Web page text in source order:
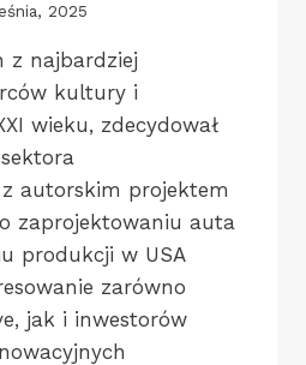
2025
z najbardziej
kultury i
wieku, zdecydował
autorskim projektem
zaprojektowaniu auta
produkcji w USA
zarówno
jak i inwestorów